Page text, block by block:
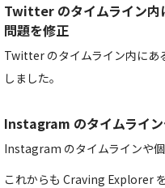
Twitter のタイムライン内
問題を修正
Twitter のタイムライン内にあ
しました。
Instagram のタイムライ
Instagram のタイムラインや
これからも Craving Explorer